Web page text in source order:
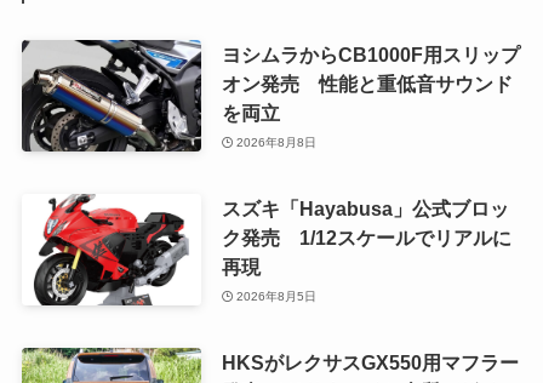
ヨシムラからCB1000F用スリップ
オン発売 性能と重低音サウンド
を両立
2026年8月8日
スズキ「Hayabusa」公式ブロッ
ク発売 1/12スケールでリアルに
再現
2026年8月5日
HKSがレクサスGX550用マフラー